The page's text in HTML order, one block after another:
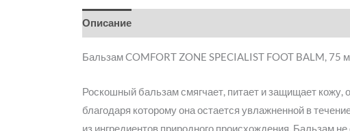
Описание
Бальзам COMFORT ZONE SPECIALIST FOOT BALM, 75
Роскошный бальзам смягчает, питает и защищает кожу,
благодаря которому она остается увлажненной в
из ингредиентов природного происхождения. Бальзам